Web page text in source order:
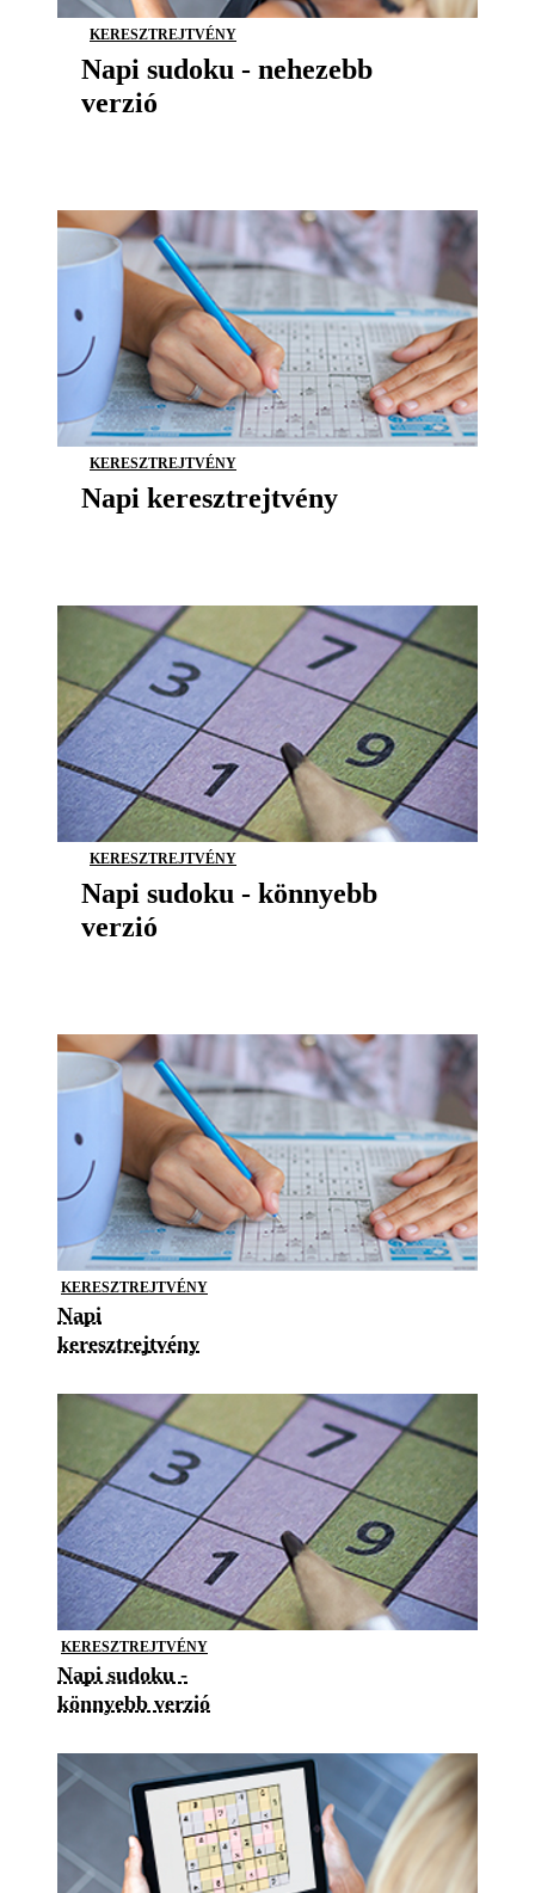
KERESZTREJTVÉNY
Napi sudoku - nehezebb
verzió
KERESZTREJTVÉNY
Napi keresztrejtvény
KERESZTREJTVÉNY
Napi sudoku - könnyebb
verzió
KERESZTREJTVÉNY
Napi
keresztrejtvény
KERESZTREJTVÉNY
Napi sudoku -
könnyebb verzió